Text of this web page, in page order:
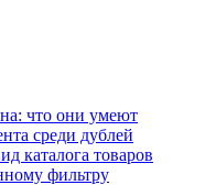
что они умеют
среди дублей
каталога товаров
фильтру